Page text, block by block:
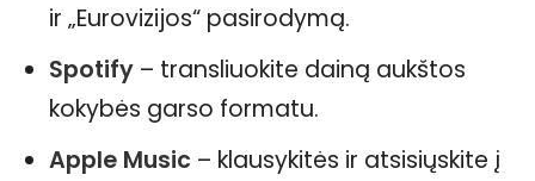
ir „Eurovizijos“ pasirodymą.
Spotify – transliuokite dainą aukštos
kokybės garso formatu.
Apple Music – klausykitės ir atsisiųskite į